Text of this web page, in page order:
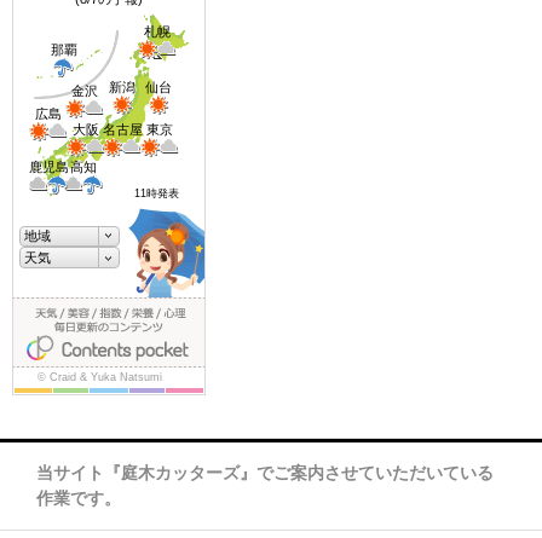
当サイト『庭木カッターズ』でご案内させていただいている
作業です。